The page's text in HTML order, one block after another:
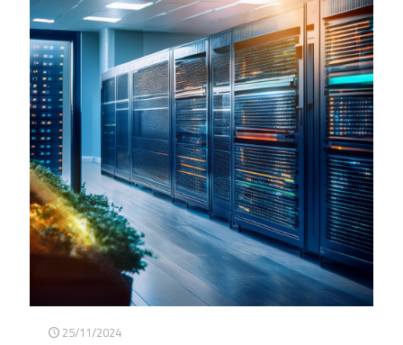
25/11/2024